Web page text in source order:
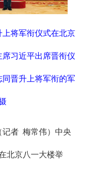
上将军衔仪式在北京
习近平出席晋衔仪
晋升上将军衔的军
记者 梅常伟）中央
北京八一大楼举